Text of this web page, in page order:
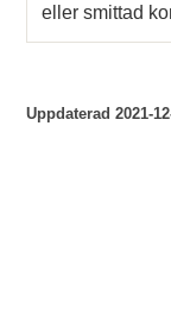
eller smittad
Uppdaterad2021-